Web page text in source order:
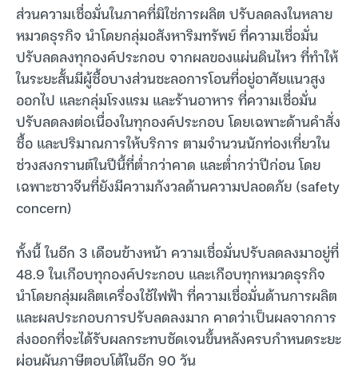
ส่วนความเชื่อมั่นในภาคที่มิใช่การผลิต ปรับลดลงในหลาย
หมวดธุรกิจ นำโดยกลุ่มอสังหาริมทรัพย์ ที่ความเชื่อมั่น
ปรับลดลงทุกองค์ประกอบ จากผลของแผ่นดินไหว ที่ทำให้
ในระยะสั้นมีผู้ซื้อบางส่วนชะลอการโอนที่อยู่อาศัยแนวสูง
ออกไป และกลุ่มโรงแรม และร้านอาหาร ที่ความเชื่อมั่น
ปรับลดลงต่อเนื่องในทุกองค์ประกอบ โดยเฉพาะด้านคำสั่ง
ซื้อ และปริมาณการให้บริการ ตามจำนวนนักท่องเที่ยวใน
ช่วงสงกรานต์ในปีนี้ที่ต่ำกว่าคาด และต่ำกว่าปีก่อน โดย
เฉพาะชาวจีนที่ยังมีความกังวลด้านความปลอดภัย (safety
concern)
ทั้งนี้ ในอีก 3 เดือนข้างหน้า ความเชื่อมั่นปรับลดลงมาอยู่ที่
48.9 ในเกือบทุกองค์ประกอบ และเกือบทุกหมวดธุรกิจ
นำโดยกลุ่มผลิตเครื่องใช้ไฟฟ้า ที่ความเชื่อมั่นด้านการผลิต
และผลประกอบการปรับลดลงมาก คาดว่าเป็นผลจากการ
ส่งออกที่จะได้รับผลกระทบชัดเจนขึ้นหลังครบกำหนดระยะ
ผ่อนผันภาษีตอบโต้ในอีก 90 วัน